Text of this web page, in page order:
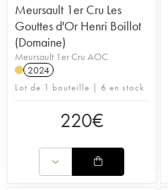
Meursault 1er Cru Les
Gouttes d'Or Henri Boillot
(Domaine)
Meursault 1er Cru AOC
2024
Lot de 1 bouteille | 6 en stock
220€